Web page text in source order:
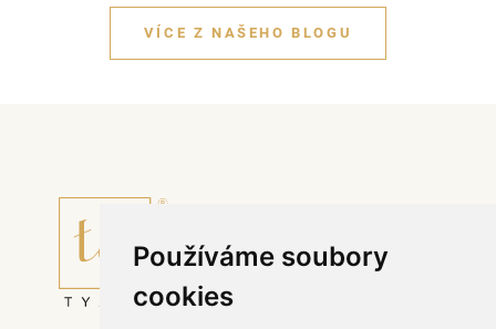
Používáme soubory
cookies
VÍCE Z NAŠEHO BLOGU